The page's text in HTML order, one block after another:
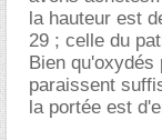
la hauteur est
29 ; celle du
Bien
paraissent
la portée est